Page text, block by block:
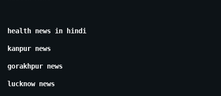
health news in hindi
kanpur news
gorakhpur news
lucknow news